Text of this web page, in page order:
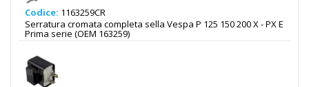
Codice: 1163259CR
Serratura cromata completa sella Vespa P 125 150 200 X - PX E
Prima serie (OEM 163259)